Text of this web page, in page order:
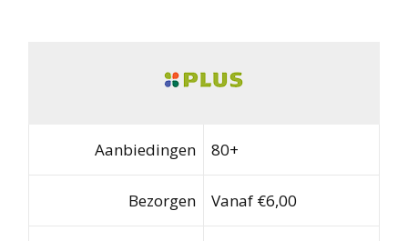
Aanbiedingen 80+
Bezorgen Vanaf €6,00